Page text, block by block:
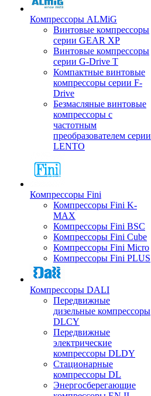
Компрессоры ALMiG
Винтовые компрессоры
серии GEAR XP
Винтовые компрессоры
серии G-Drive T
Компактные винтовые
компрессоры серии F-
Drive
Безмасляные винтовые
компрессоры с
частотным
преобразователем серии
LENTO
Компрессоры Fini
Компрессоры Fini K-
MAX
Компрессоры Fini BSC
Компрессоры Fini Cube
Компрессоры Fini Micro
Компрессоры Fini PLUS
Компрессоры DALI
Передвижные
дизельные компрессоры
DLCY
Передвижные
электрические
компрессоры DLDY
Стационарные
компрессоры DL
Энергосберегающие